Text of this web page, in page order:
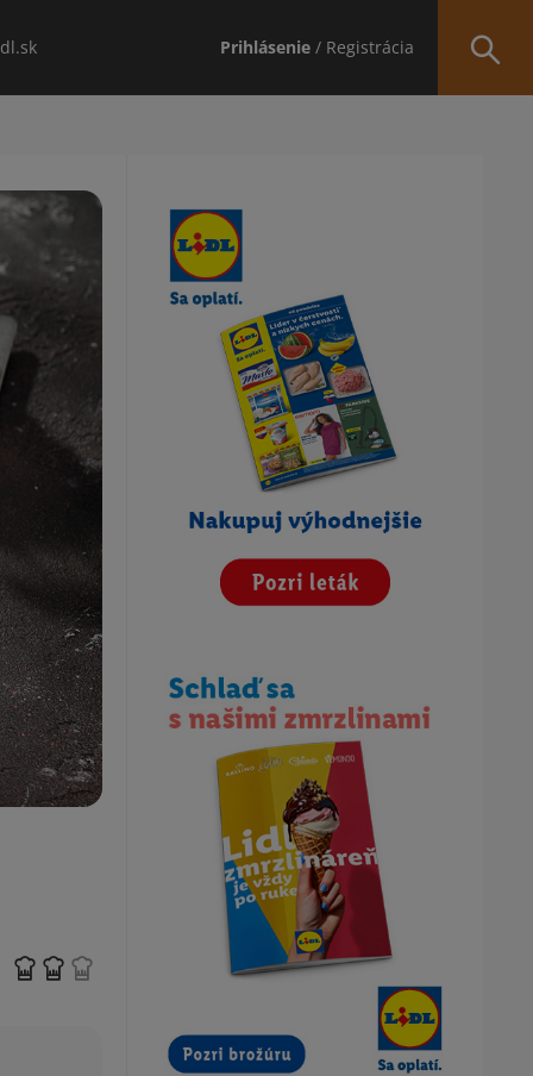
Prihlásenie / Registrácia
Obsah bočného panela